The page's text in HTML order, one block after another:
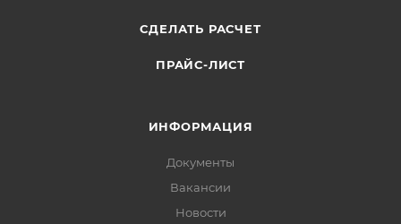
СДЕЛАТЬ РАСЧЕТ
ПРАЙС-ЛИСТ
ИНФОРМАЦИЯ
Документы
Вакансии
Новости